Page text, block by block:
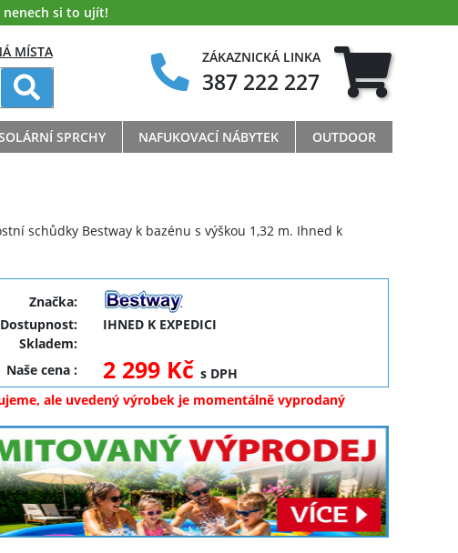
nenech si to ujít!
MÍSTA ZÁKAZNICKÁ LINKA
387 222 227
SPRCHY NAFUKOVACÍ NÁBYTEK OUTDOOR
schůdky Bestway k bazénu s výškou 1,32 m. Ihned k
Značka:
Dostupnost:
IHNED K EXPEDICI
Skladem:
Naše cena: 2 299 Kčs DPH
ale uvedený výrobek je momentálně vyprodaný